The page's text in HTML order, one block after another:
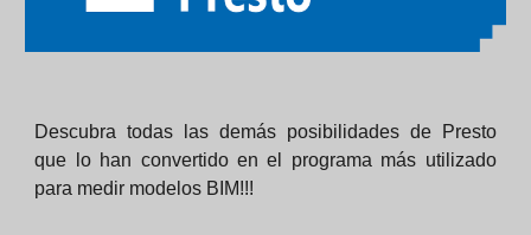
Descubra todas las demás posibilidades de Presto
que lo han convertido en el programa más utilizado
para medir modelos BIM!!!